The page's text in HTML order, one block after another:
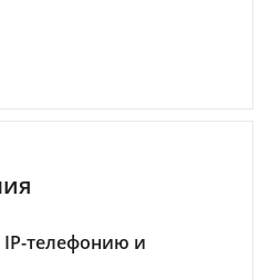
телефонию и